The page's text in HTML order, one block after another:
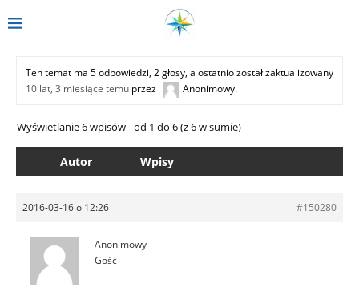
Ten temat ma 5 odpowiedzi, 2 głosy, a ostatnio został zaktualizowany
10 lat, 3 miesiące temu przez Anonimowy.
Wyświetlanie 6 wpisów - od 1 do 6 (z 6 w sumie)
Autor Wpisy
2016-03-16 o 12:26 #150280
Anonimowy
Gość